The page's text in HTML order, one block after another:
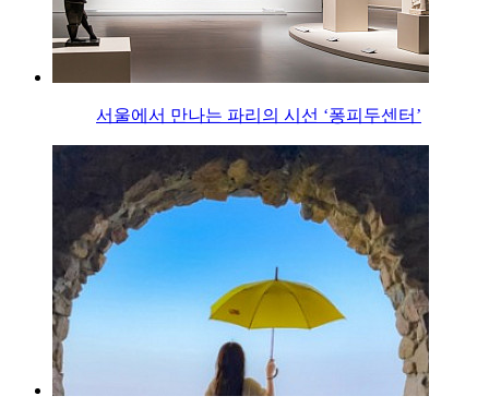
서울에서 만나는 파리의 시선 ‘퐁피두센터’